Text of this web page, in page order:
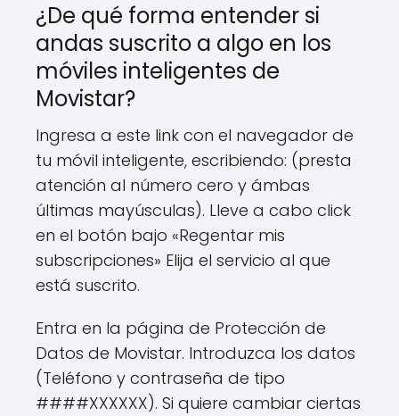
¿De qué forma entender si
andas suscrito a algo en los
móviles inteligentes de
Movistar?
Ingresa a este link con el navegador de
tu móvil inteligente, escribiendo: (presta
atención al número cero y ámbas
últimas mayúsculas). Lleve a cabo click
en el botón bajo «Regentar mis
subscripciones» Elija el servicio al que
está suscrito.
Entra en la página de Protección de
Datos de Movistar. Introduzca los datos
(Teléfono y contraseña de tipo
####XXXXXX). Si quiere cambiar ciertas